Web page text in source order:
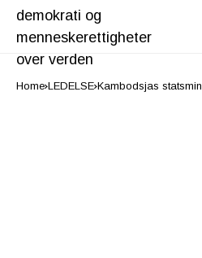
Home LEDELSE Kambodsjas